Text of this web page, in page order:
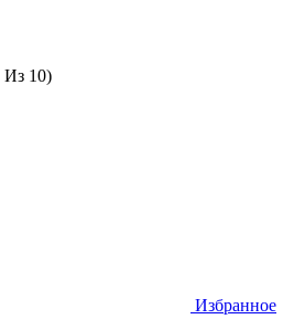
Из 10)
Избранное